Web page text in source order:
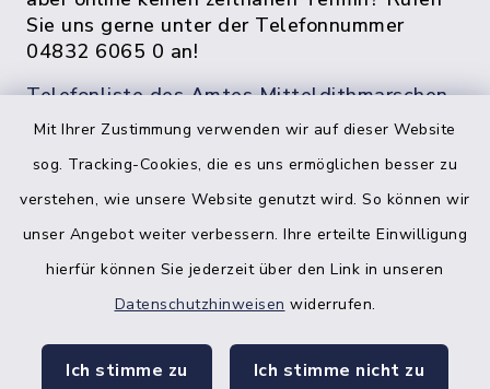
Mit Ihrer Zustimmung verwenden wir auf dieser Website
sog. Tracking-Cookies, die es uns ermöglichen besser zu
verstehen, wie unsere Website genutzt wird. So können wir
unser Angebot weiter verbessern. Ihre erteilte Einwilligung
hierfür können Sie jederzeit über den Link in unseren
Datenschutzhinweisen widerrufen.
Ich stimme zu Ich stimme nicht zu
Sie uns gerne unter der Telefonnummer
04832 6065 0 an!
Telefonliste des Amtes Mitteldithmarschen
facebook